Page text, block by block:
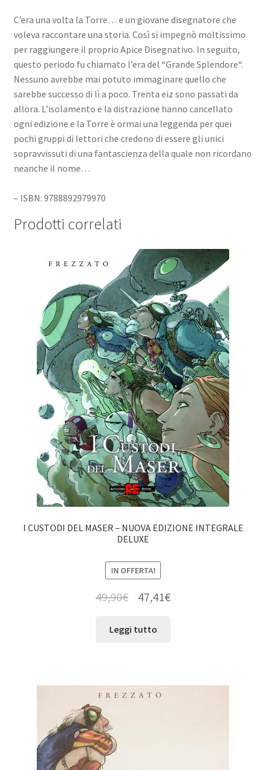
C’era una volta la Torre… e un giovane disegnatore che
voleva raccontare una storia. Così si impegnò moltissimo
per raggiungere il proprio Apice Disegnativo. In seguito,
questo periodo fu chiamato l’era del “Grande Splendore“.
Nessuno avrebbe mai potuto immaginare quello che
sarebbe successo di lì a poco. Trenta eiz sono passati da
allora. L’isolamento e la distrazione hanno cancellato
ogni edizione e la Torre è ormai una leggenda per quei
pochi gruppi di lettori che credono di essere gli unici
sopravvissuti di una fantascienza della quale non ricordano
neanche il nome…
– ISBN: 9788892979970
Prodotti correlati
I CUSTODI DEL MASER – NUOVA EDIZIONE INTEGRALE
DELUXE
IN OFFERTA!
49,90€ 47,41€
Leggi tutto